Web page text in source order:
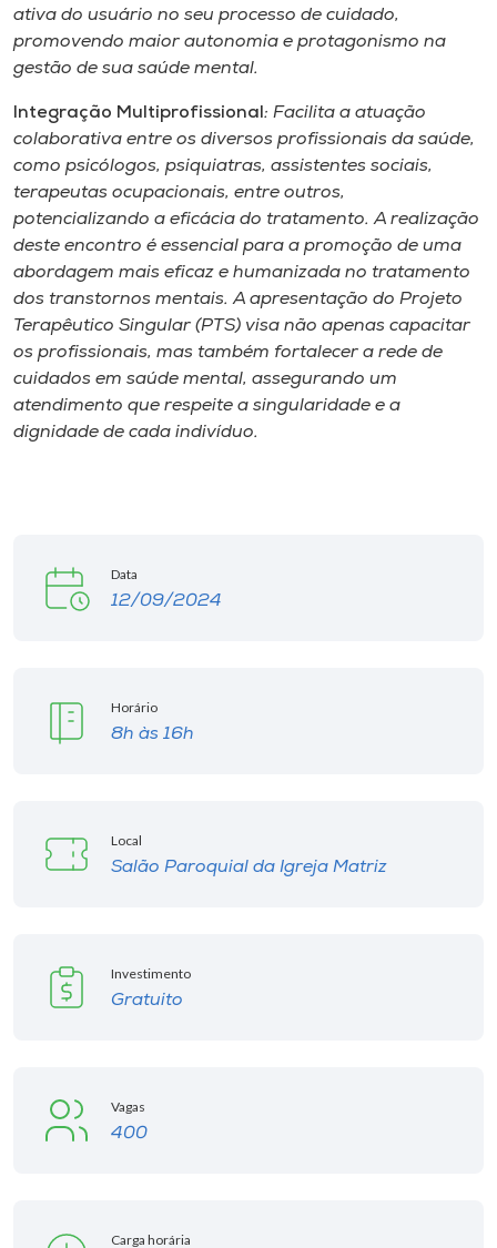
ativa do usuário no seu processo de cuidado,
promovendo maior autonomia e protagonismo na
gestão de sua saúde mental.
Integração Multiprofissional : Facilita a atuação
colaborativa entre os diversos profissionais da saúde,
como psicólogos, psiquiatras, assistentes sociais,
terapeutas ocupacionais, entre outros,
potencializando a eficácia do tratamento. A realização
deste encontro é essencial para a promoção de uma
abordagem mais eficaz e humanizada no tratamento
dos transtornos mentais. A apresentação do Projeto
Terapêutico Singular (PTS) visa não apenas capacitar
os profissionais, mas também fortalecer a rede de
cuidados em saúde mental, assegurando um
atendimento que respeite a singularidade e a
dignidade de cada indivíduo.
Data
12/09/2024
Horário
8h às 16h
Local
Salão Paroquial da Igreja Matriz
Investimento
Gratuito
Vagas
400
Carga horária